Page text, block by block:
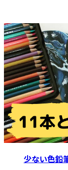
少ない色鉛